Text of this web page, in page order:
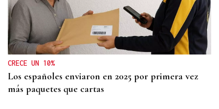
CRECE UN 10%
Los españoles enviaron en 2025 por primera vez
más paquetes que cartas